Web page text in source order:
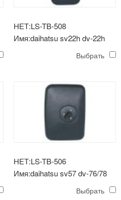
НЕТ:LS-TB-508
Имя:daihatsu sv22h dv-22h
Выбрать
НЕТ:LS-TB-506
Имя:daihatsu sv57 dv-76/78
Выбрать